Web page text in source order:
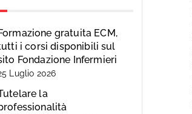
gratuita ECM,
i corsi disponibili sul
Fondazione Infermieri
Luglio 2026
la